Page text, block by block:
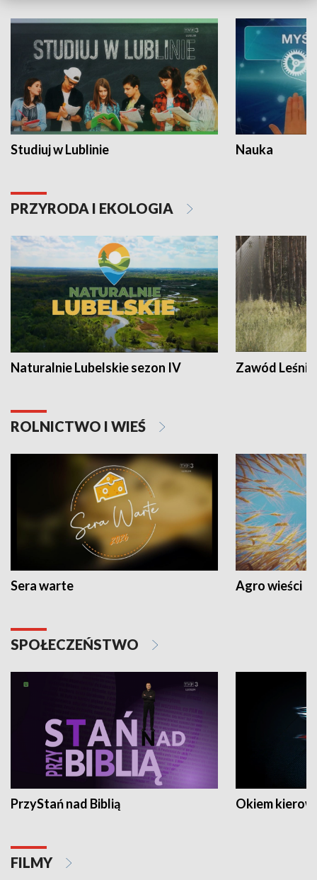
Studiuj w Lublinie Nauka
PRZYRODA I EKOLOGIA
Naturalnie Lubelskie sezon IV Zawód Leśnik
ROLNICTWO I WIEŚ
Sera warte Agro wieści
SPOŁECZEŃSTWO
PrzyStań nad Biblią Okiem
FILMY